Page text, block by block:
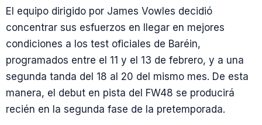
El equipo dirigido por James Vowles decidió
concentrar sus esfuerzos en llegar en mejores
condiciones a los test oficiales de Baréin,
programados entre el 11 y el 13 de febrero, y a una
segunda tanda del 18 al 20 del mismo mes. De esta
manera, el debut en pista del FW48 se producirá
recién en la segunda fase de la pretemporada.